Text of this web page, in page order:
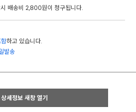
배송비 2,800원이 청구됩니다.
하고 있습니다.
발송
상세정보 새창 열기